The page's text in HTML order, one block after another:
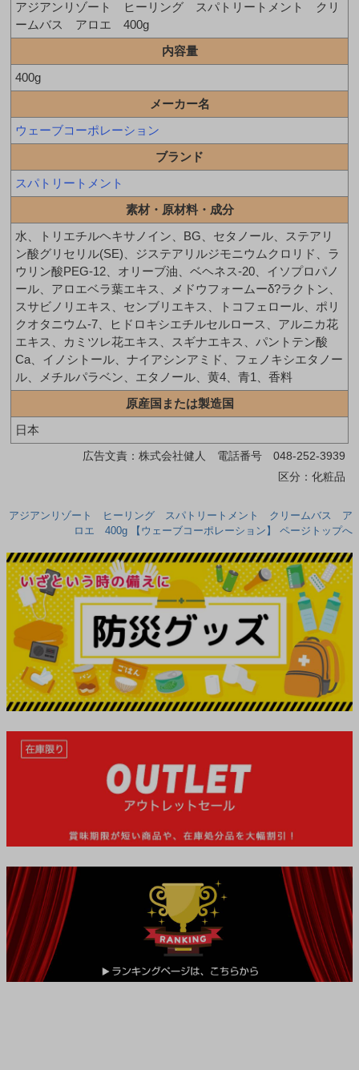
アジアンリゾート ヒーリング スパトリートメント クリ
ームバス アロエ 400g
内容量
400g
メーカー名
ウェーブコーポレーション
ブランド
スパトリートメント
素材・原材料・成分
水、トリエチルヘキサノイン、BG、セタノール、ステアリ
ン酸グリセリル(SE)、ジステアリルジモニウムクロリド、ラ
ウリン酸PEG-12、オリーブ油、ベヘネス-20、イソプロパノ
ール、アロエベラ葉エキス、メドウフォームーδ?ラクトン、
スサビノリエキス、センブリエキス、トコフェロール、ポリ
クオタニウム-7、ヒドロキシエチルセルロース、アルニカ花
エキス、カミツレ花エキス、スギナエキス、パントテン酸
Ca、イノシトール、ナイアシンアミド、フェノキシエタノー
ル、メチルパラベン、エタノール、黄4、青1、香料
原産国または製造国
日本
広告文責：株式会社健人 電話番号 048-252-3939
区分：化粧品
アジアンリゾート ヒーリング スパトリートメント クリームバス ア
ロエ 400g 【ウェーブコーポレーション】 ページトップへ